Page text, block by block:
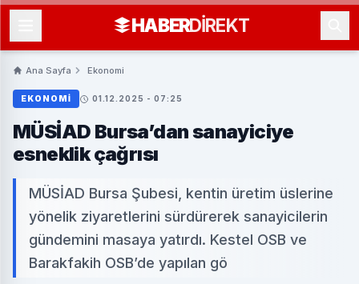
HABERDIREKT
Ana Sayfa Ekonomi
EKONOMI 01.12.2025 - 07:25
MÜSİAD Bursa’dan sanayiciye
esneklik çağrısı
MÜSİAD Bursa Şubesi, kentin üretim üslerine
yönelik ziyaretlerini sürdürerek sanayicilerin
gündemini masaya yatırdı. Kestel OSB ve
Barakfakih OSB’de yapılan gö